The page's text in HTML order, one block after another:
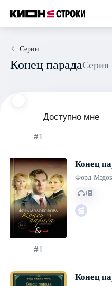
Серии
Конец парада Серия
Доступно мне
#1
Конец
Форд
#1
Конец